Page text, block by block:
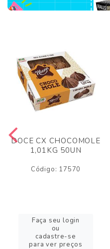
DOCE CX CHOCOMOLE
1,01KG 50UN
Código: 17570
Faça seu login
ou
cadastre-se
para ver preços